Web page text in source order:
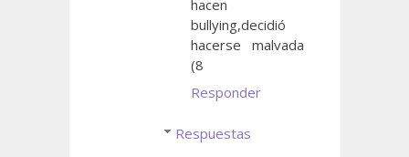
hacen
bullying,decidió
hacerse malvada
(8
Responder
Respuestas